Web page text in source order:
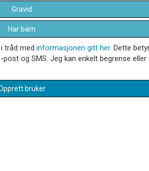
Gravid
Har barn
tråd med informasjonen gitt her. Dette
og SMS. Jeg kan enkelt begrense
bruker